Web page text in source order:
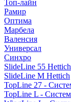
Топ-лайн
Рамир
Оптима
Марбела
Валенсия
Универсал
Синхро
SlideLine 55 Hettich
SlideLine M Hettich
TopLine 27 -
TopLine L -